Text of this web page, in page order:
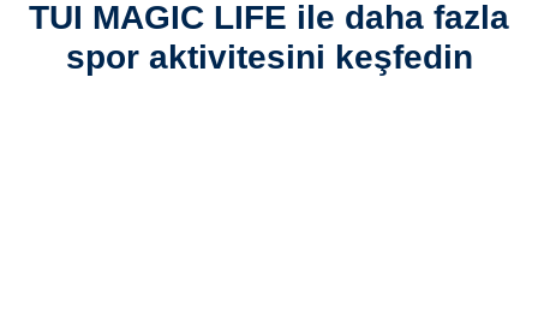
TUI MAGIC LIFE ile daha fazla
spor aktivitesini keşfedin